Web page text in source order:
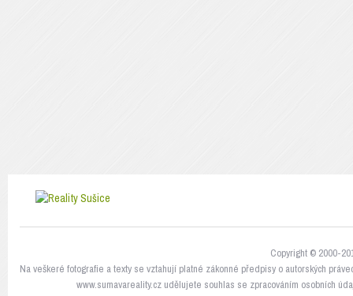
Copyright © 2000-
Na veškeré fotografie a texty se vztahují platné zákonné předpisy o autorských
www.sumavareality.cz udělujete souhlas se zpracováním osobních